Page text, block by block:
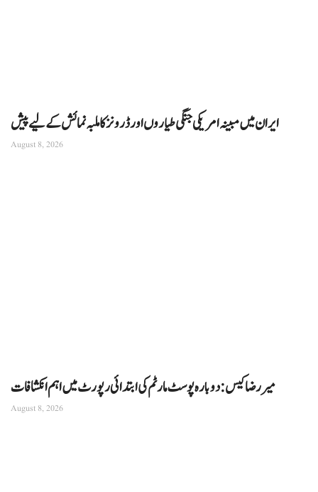
ایران میں مبینہ امریکی جنگی طیاروں اور ڈرونز کا ملبہ نمائش کے لیے پیش
August 8, 2026
میر رضا کیس: دوبارہ پوسٹ مارٹم کی ابتدائی رپورٹ میں اہم انکشافات
August 8, 2026